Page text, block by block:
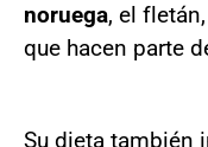
noruega, el
que hacen parte
Su dieta también